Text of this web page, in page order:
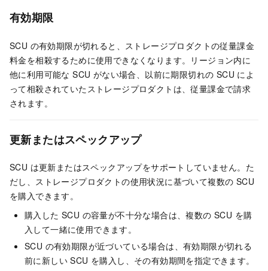
有効期限
SCU の有効期限が切れると、ストレージプロダクトの従量課金
料金を相殺するために使用できなくなります。リージョン内に
他に利用可能な SCU がない場合、以前に期限切れの SCU によ
って相殺されていたストレージプロダクトは、従量課金で請求
されます。
更新またはスペックアップ
SCU は更新またはスペックアップをサポートしていません。た
だし、ストレージプロダクトの使用状況に基づいて複数の SCU
を購入できます。
購入した SCU の容量が不十分な場合は、複数の SCU を購
入して一緒に使用できます。
SCU の有効期限が近づいている場合は、有効期限が切れる
前に新しい SCU を購入し、その有効期間を指定できます。